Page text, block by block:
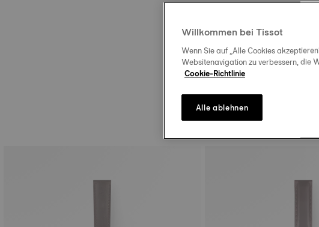
Schließe
Willkommen bei Tissot
Wenn Sie auf „Alle Cookies
Websitenavigation zu verbessern, die
Cookie-Richtlinie
Alle ablehnen